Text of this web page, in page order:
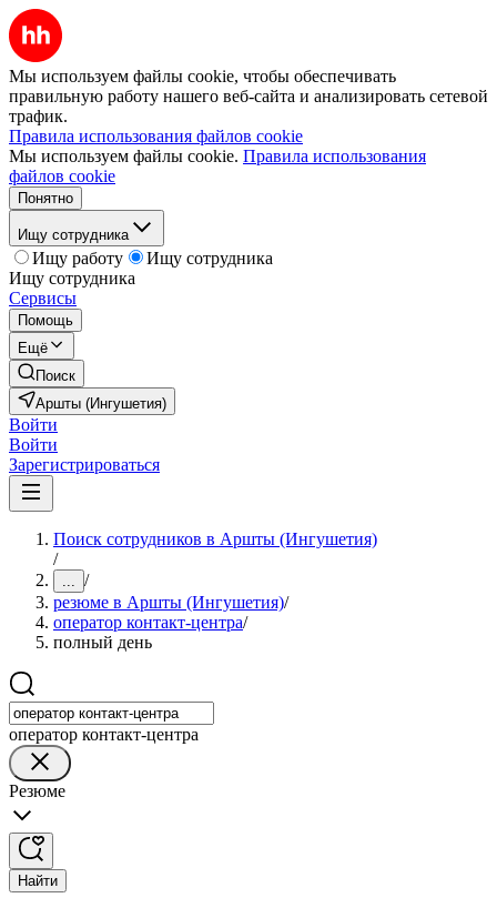
Мы используем файлы cookie, чтобы обеспечивать
правильную работу нашего веб-сайта и анализировать сетевой
трафик.
Правила использования файлов cookie
Мы используем файлы cookie. Правила использования
файлов cookie
Понятно
Ищу сотрудника
Ищу работу
Ищу сотрудника
Ищу сотрудника
Сервисы
Помощь
Ещё
Поиск
Аршты (Ингушетия)
Войти
Войти
Зарегистрироваться
Поиск сотрудников в Аршты (Ингушетия)
/
... /
резюме в Аршты (Ингушетия)/
оператор контакт-центра/
полный день
оператор контакт-центра
Резюме
Найти